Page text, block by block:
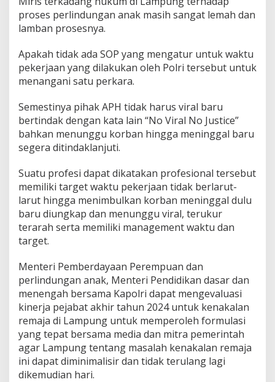
proses perlindungan anak masih sangat lemah dan
lamban prosesnya.
Apakah tidak ada SOP yang mengatur untuk waktu
pekerjaan yang dilakukan oleh Polri tersebut untuk
menangani satu perkara.
Semestinya pihak APH tidak harus viral baru
bertindak dengan kata lain “No Viral No Justice”
bahkan menunggu korban hingga meninggal baru
segera ditindaklanjuti.
Suatu profesi dapat dikatakan profesional tersebut
memiliki target waktu pekerjaan tidak berlarut-
larut hingga menimbulkan korban meninggal dulu
baru diungkap dan menunggu viral, terukur
terarah serta memiliki management waktu dan
target.
Menteri Pemberdayaan Perempuan dan
perlindungan anak, Menteri Pendidikan dasar dan
menengah bersama Kapolri dapat mengevaluasi
kinerja pejabat akhir tahun 2024 untuk kenakalan
remaja di Lampung untuk memperoleh formulasi
yang tepat bersama media dan mitra pemerintah
agar Lampung tentang masalah kenakalan remaja
ini dapat diminimalisir dan tidak terulang lagi
dikemudian hari.